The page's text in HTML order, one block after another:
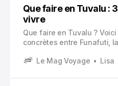
Que faire en Tuvalu :
vivre
Que faire en Tuvalu ?
concrètes entre Funafuti,
marchés, cuisine locale et
Le Mag Voyage Lisa